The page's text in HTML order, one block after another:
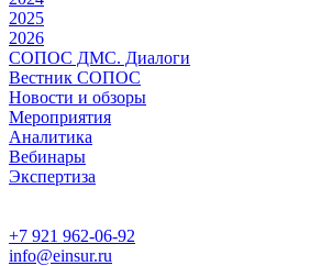
2025
2026
СОПОС ДМС. Диалоги
Вестник СОПОС
Новости и обзоры
Мероприятия
Аналитика
Вебинары
Экспертиза
+7 921 962-06-92
info@einsur.ru